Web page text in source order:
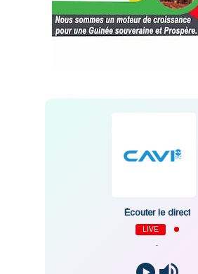
Écouter le direct
LIVE